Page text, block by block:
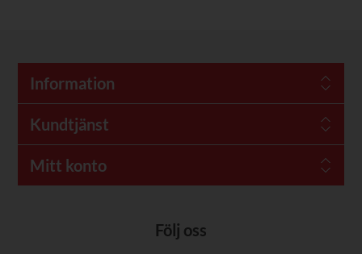
Information
Kundtjänst
Mitt konto
Följ oss